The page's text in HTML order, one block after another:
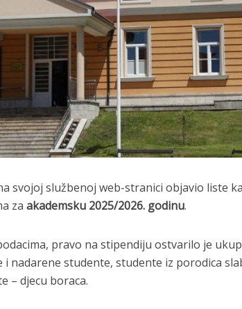
svojoj službenoj web-stranici objavio liste
za akademsku 2025/2026. godinu.
pravo na stipendiju ostvarilo je
i nadarene studente, studente iz porodica
– djecu boraca.